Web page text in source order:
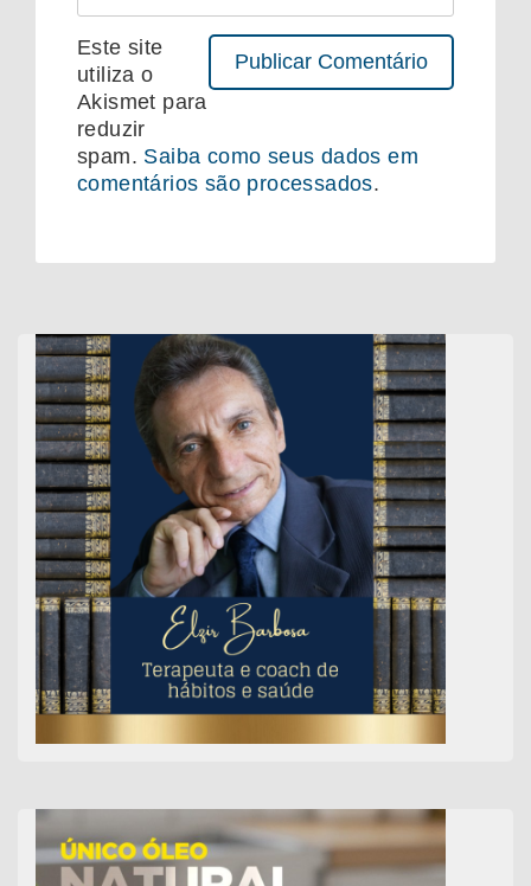
Este site
utiliza o
Akismet para
reduzir
spam. Saiba como seus dados em
comentários são processados.